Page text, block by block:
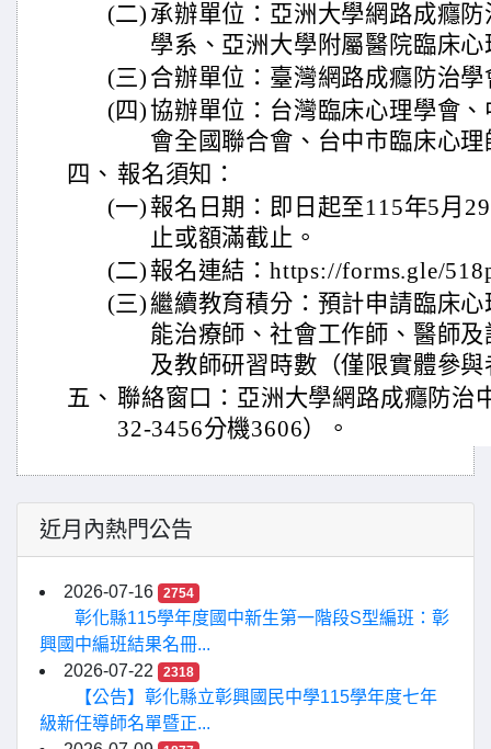
(二) 承辦單位：亞洲大學網路成癮
學系、亞洲大學附屬醫院臨床
(三) 合辦單位：臺灣網路成癮防治學
(四)協辦單位：台灣臨床心理學會
會全國聯合會、台中市臨床心
四、 報名須知：
(一) 報名日期：即日起至115年5月
止或額滿截止。
(二) 報名連結：https://forms.gle/
(三) 繼續教育積分：預計申請臨床
能治療師、社會工作師、醫師
及教師研習時數（僅限實體參與
五、 聯絡窗口：亞洲大學網路成癮防治
32-3456分機3606）。
近月內熱門公告
2026-07-16 2754
彰化縣115學年度國中新生第一階段S型編班：彰
興國中編班結果名冊...
2026-07-22
2318
【公告】彰化縣立彰興國民中學115學年度七年
級新任導師名單暨正...